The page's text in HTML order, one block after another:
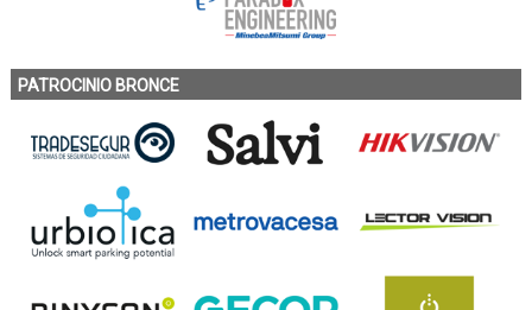
PATROCINIO BRONCE